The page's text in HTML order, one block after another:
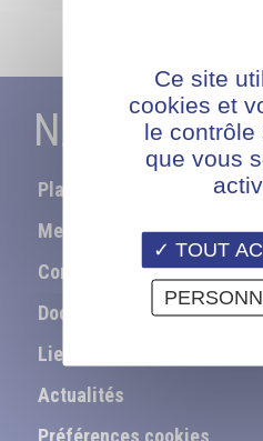
NAVIGATION
Plan du site
Mentions légales
Contact
Documentation
Liens utiles
Actualités
Préférences cookies
Ce site
cookies et
le contrôle
que vous
TOUT